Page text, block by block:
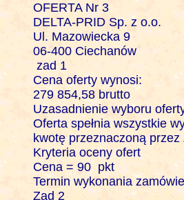
OFERTA Nr 3
DELTA-PRID Sp. z o.o.
Ul. Mazowiecka 9
06-400 Ciechanów
zad 1
Cena oferty wynosi:
279 854,58 brutto
Uzasadnienie wyboru
Oferta spełnia wszystkie
kwotę przeznaczoną
Kryteria oceny ofert
Cena = 90  pkt
Termin wykonania
Zad 2